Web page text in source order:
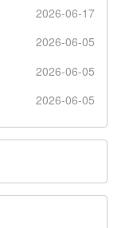
2026-06-17
2026-06-05
2026-06-05
2026-06-05